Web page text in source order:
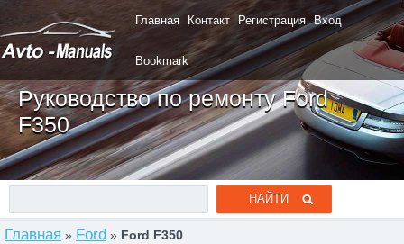
Главная Контакт Регистрация Вход
Bookmark
Руководство по ремонту Ford
F350
Главная » Ford » Ford F350